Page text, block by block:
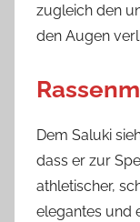
zugleich den
den Augen
Dem Saluki
dass er zur
athletischer,
elegantes und